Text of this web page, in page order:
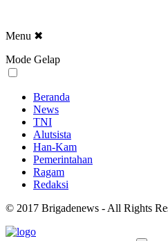
Menu ✖
Mode Gelap
Beranda
News
TNI
Alutsista
Han-Kam
Pemerintahan
Ragam
Redaksi
© 2017 Brigadenews - All Rights